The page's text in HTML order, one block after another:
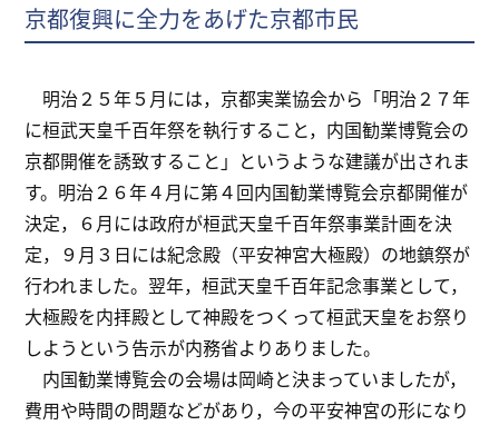
京都復興に全力をあげた京都市民
明治２５年５月には，京都実業協会から「明治２７年
に桓武天皇千百年祭を執行すること，内国勧業博覧会の
京都開催を誘致すること」というような建議が出されま
す。明治２６年４月に第４回内国勧業博覧会京都開催が
決定，６月には政府が桓武天皇千百年祭事業計画を決
定，９月３日には紀念殿（平安神宮大極殿）の地鎮祭が
行われました。翌年，桓武天皇千百年記念事業として，
大極殿を内拝殿として神殿をつくって桓武天皇をお祭り
しようという告示が内務省よりありました。
内国勧業博覧会の会場は岡崎と決まっていましたが，
費用や時間の問題などがあり，今の平安神宮の形になり